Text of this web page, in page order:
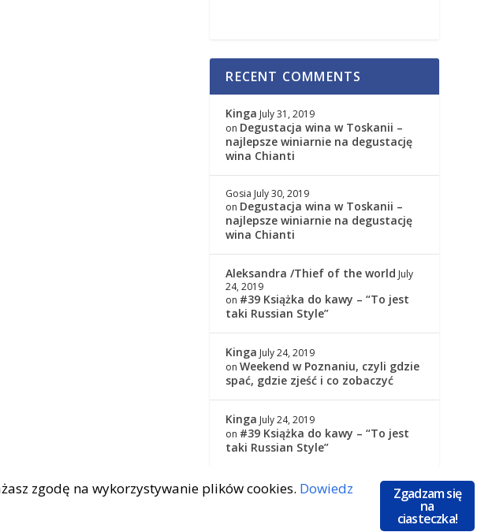
RECENT COMMENTS
Kinga July 31, 2019
on Degustacja wina w Toskanii –
najlepsze winiarnie na degustację
wina Chianti
Gosia July 30, 2019
on Degustacja wina w Toskanii –
najlepsze winiarnie na degustację
wina Chianti
Aleksandra /Thief of the world July
24, 2019
on #39 Książka do kawy – “To jest
taki Russian Style”
Kinga July 24, 2019
onWeekend w Poznaniu, czyli gdzie
spać, gdzie zjeść i co zobaczyć
Kinga July 24, 2019
on #39 Książka do kawy – “To jest
taki Russian Style”
Zgadzam się
na
ciasteczka!
zgodę na wykorzystywanie plików cookies. Dowiedz